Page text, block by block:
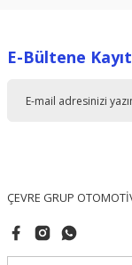
Ürün resmi
E-Bültene
ÇEVRE GRUP